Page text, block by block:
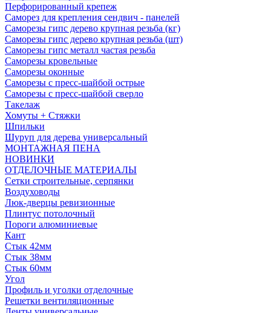
Перфорированный крепеж
Саморез для крепления сендвич - панелей
Саморезы гипс дерево крупная резьба (кг)
Саморезы гипс дерево крупная резьба (шт)
Саморезы гипс металл частая резьба
Саморезы кровельные
Саморезы оконные
Саморезы с пресс-шайбой острые
Саморезы с пресс-шайбой сверло
Такелаж
Хомуты + Стяжки
Шпильки
Шуруп для дерева универсальный
МОНТАЖНАЯ ПЕНА
НОВИНКИ
ОТДЕЛОЧНЫЕ МАТЕРИАЛЫ
Сетки строительные, серпянки
Воздуховоды
Люк-дверцы ревизионные
Плинтус потолочный
Пороги алюминиевые
Кант
Стык 42мм
Стык 38мм
Стык 60мм
Угол
Профиль и уголки отделочные
Решетки вентиляционные